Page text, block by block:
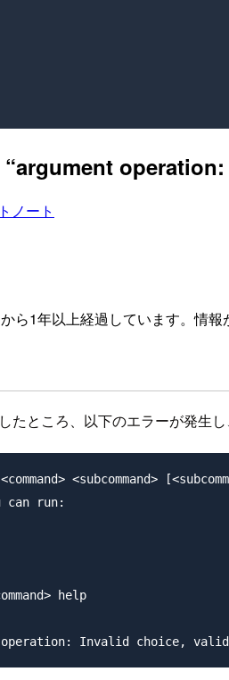
“argument
ノート
ら1年以上経過しています。情
たところ、以下のエラーが発生
<subcommand>
can run:
help